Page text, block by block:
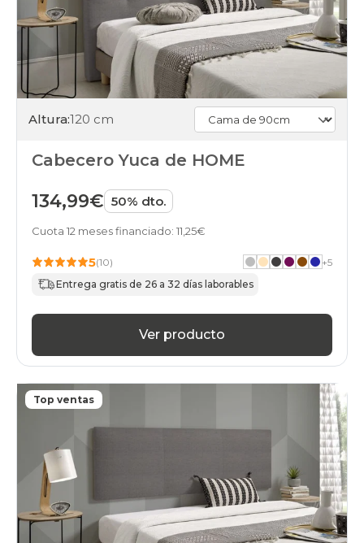
Altura:120 cm
Cabecero Yuca de HOME
134,99€ 50% dto.
Cuota 12 meses financiado: 11,25€
5(10) +5
Entrega gratis de 26 a 32 días laborables
Ver producto
Top ventas